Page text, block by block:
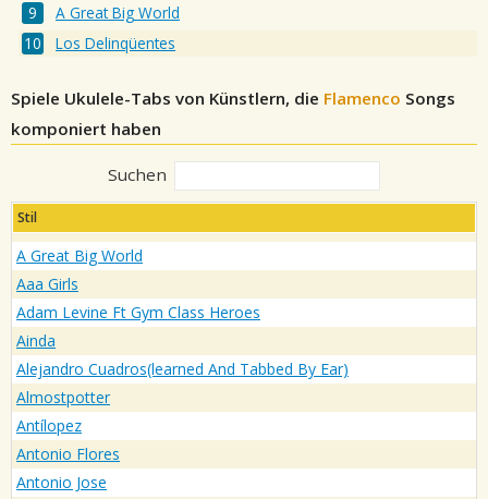
A Great Big World
Los Delinqüentes
Spiele Ukulele-Tabs von Künstlern, die Flamenco Songs
komponiert haben
Suchen
Stil
A Great Big World
Aaa Girls
Adam Levine Ft Gym Class Heroes
Ainda
Alejandro Cuadros(learned And Tabbed By Ear)
Almostpotter
Antílopez
Antonio Flores
Antonio Jose